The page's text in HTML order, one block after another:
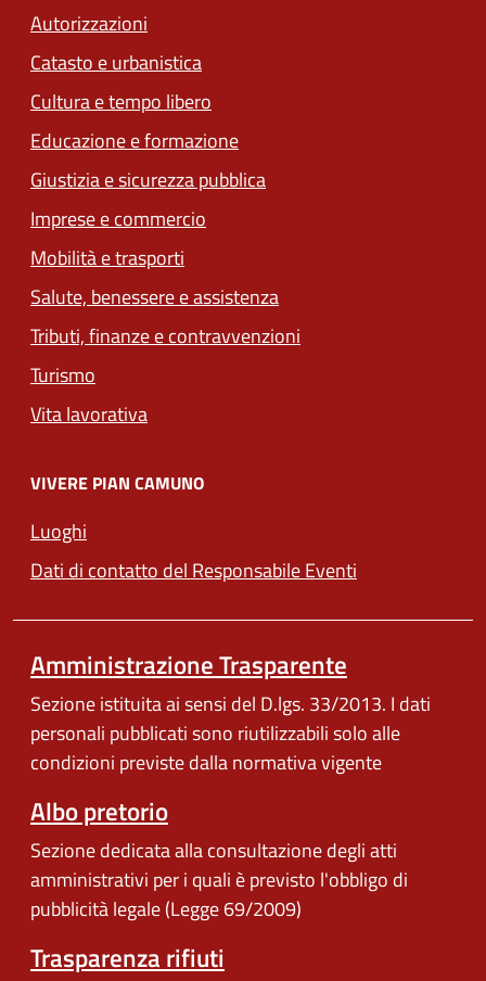
Autorizzazioni
Catasto e urbanistica
Cultura e tempo libero
Educazione e formazione
Giustizia e sicurezza pubblica
Imprese e commercio
Mobilità e trasporti
Salute, benessere e assistenza
Tributi, finanze e contravvenzioni
Turismo
Vita lavorativa
VIVERE PIAN CAMUNO
Luoghi
Dati di contatto del Responsabile Eventi
Amministrazione Trasparente
Sezione istituita ai sensi del D.lgs. 33/2013. I dati
personali pubblicati sono riutilizzabili solo alle
condizioni previste dalla normativa vigente
Albo pretorio
Sezione dedicata alla consultazione degli atti
amministrativi per i quali è previsto l'obbligo di
pubblicità legale (Legge 69/2009)
Trasparenza rifiuti